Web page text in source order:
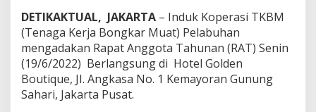
u
a
M
P
R
R
I
DETIKAKTUAL, JAKARTA – Induk Koperasi TKBM
(Tenaga Kerja Bongkar Muat) Pelabuhan
mengadakan Rapat Anggota Tahunan (RAT) Senin
(19/6/2022) Berlangsung di Hotel Golden
Boutique, JI. Angkasa No. 1 Kemayoran Gunung
Sahari, Jakarta Pusat.